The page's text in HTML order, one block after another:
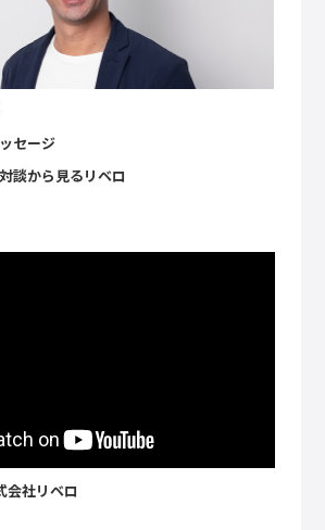
セージ
談から見るリベロ
会社リベロ